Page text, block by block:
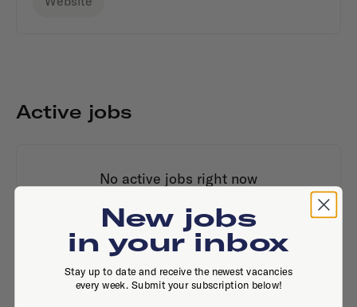
Active jobs
No active jobs right now
Is this your company profile?
New jobs
in your inbox
Stay up to date and receive the newest vacancies
every week. Submit your subscription below!